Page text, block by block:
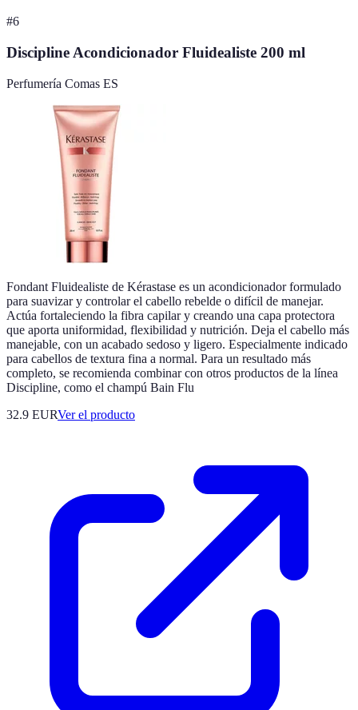
#6
Discipline Acondicionador Fluidealiste 200 ml
Perfumería Comas ES
Fondant Fluidealiste de Kérastase es un acondicionador formulado
para suavizar y controlar el cabello rebelde o difícil de manejar.
Actúa fortaleciendo la fibra capilar y creando una capa protectora
que aporta uniformidad, flexibilidad y nutrición. Deja el cabello más
manejable, con un acabado sedoso y ligero. Especialmente indicado
para cabellos de textura fina a normal. Para un resultado más
completo, se recomienda combinar con otros productos de la línea
Discipline, como el champú Bain Flu
32.9 EURVer el producto